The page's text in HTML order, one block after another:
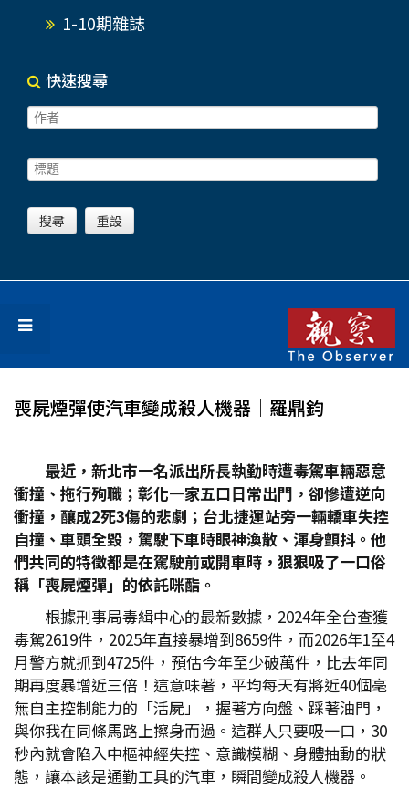
1-10期雜誌
快速搜尋
喪屍煙彈使汽車變成殺人機器│羅鼎鈞
最近，新北市一名派出所長執勤時遭毒駕車輛惡意
衝撞、拖行殉職；彰化一家五口日常出門，卻慘遭逆向
衝撞，釀成2死3傷的悲劇；台北捷運站旁一輛轎車失控
自撞、車頭全毀，駕駛下車時眼神渙散、渾身顫抖。他
們共同的特徵都是在駕駛前或開車時，狠狠吸了一口俗
稱「喪屍煙彈」的依託咪酯。
根據刑事局毒緝中心的最新數據，2024年全台查獲
毒駕2619件，2025年直接暴增到8659件，而2026年1至4
月警方就抓到4725件，預估今年至少破萬件，比去年同
期再度暴增近三倍！這意味著，平均每天有將近40個毫
無自主控制能力的「活屍」，握著方向盤、踩著油門，
與你我在同條馬路上擦身而過。這群人只要吸一口，30
秒內就會陷入中樞神經失控、意識模糊、身體抽動的狀
態，讓本該是通勤工具的汽車，瞬間變成殺人機器。